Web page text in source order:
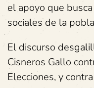
el apoyo que
sociales de la
El discurso
Cisneros Gallo
Elecciones, y